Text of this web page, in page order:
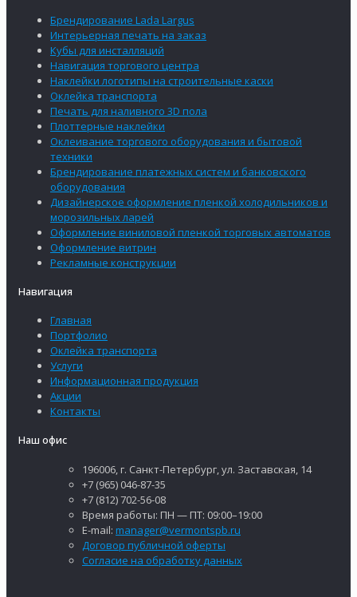
Брендирование Lada Largus
Интерьерная печать на заказ
Кубы для инсталляций
Навигация торгового центра
Наклейки логотипы на строительные каски
Оклейка транспорта
Печать для наливного 3D пола
Плоттерные наклейки
Оклеивание торгового оборудования и бытовой
техники
Брендирование платежных систем и банковского
оборудования
Дизайнерское оформление пленкой холодильников и
морозильных ларей
Оформление виниловой пленкой торговых автоматов
Оформление витрин
Рекламные конструкции
Навигация
Главная
Портфолио
Оклейка транспорта
Услуги
Информационная продукция
Акции
Контакты
Наш офис
196006, г. Санкт-Петербург, ул. Заставская, 14
+7 (965) 046-87-35
+7 (812) 702-56-08
Время работы: ПН — ПТ: 09:00–19:00
E-mail: manager@vermontspb.ru
Договор публичной оферты
Согласие на обработку данных